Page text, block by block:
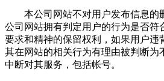
本公司网站不对用户发布信息的
公司网站拥有判定用户的行为是否符
要求和精神的保留权利，如果用户违
其在网站的相关行为有理由被判断为
中断对其服务，包括帐号。